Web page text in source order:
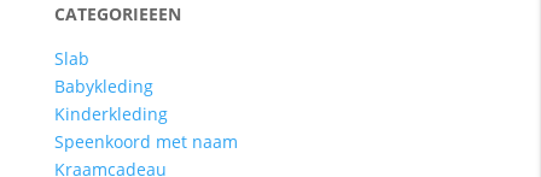
CATEGORIEEEN
Slab
Babykleding
Kinderkleding
Speenkoord met naam
Kraamcadeau